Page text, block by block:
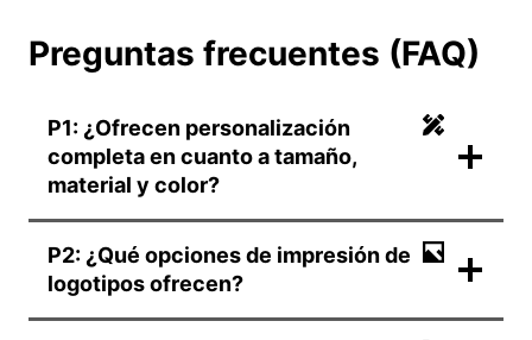
Preguntas frecuentes (FAQ)
P1: ¿Ofrecen personalización
completa en cuanto a tamaño,
material y color?
P2: ¿Qué opciones de impresión de
logotipos ofrecen?